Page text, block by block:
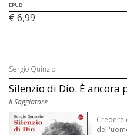
EPUB
€ 6,99
Sergio Quinzio
Silenzio di Dio. È ancora
Il Saggiatore
Credere